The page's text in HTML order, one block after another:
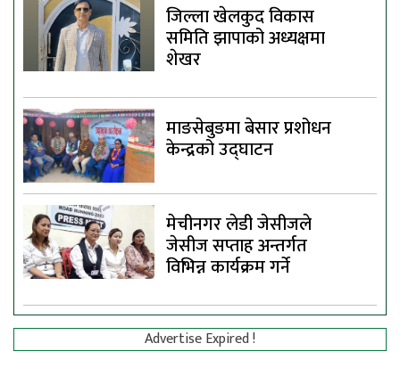
जिल्ला खेलकुद विकास
समिति झापाको अध्यक्षमा
शेखर
माङसेबुङमा बेसार प्रशोधन
केन्द्रको उद्घाटन
मेचीनगर लेडी जेसीजले
जेसीज सप्ताह अन्तर्गत
विभिन्न कार्यक्रम गर्ने
Advertise Expired !